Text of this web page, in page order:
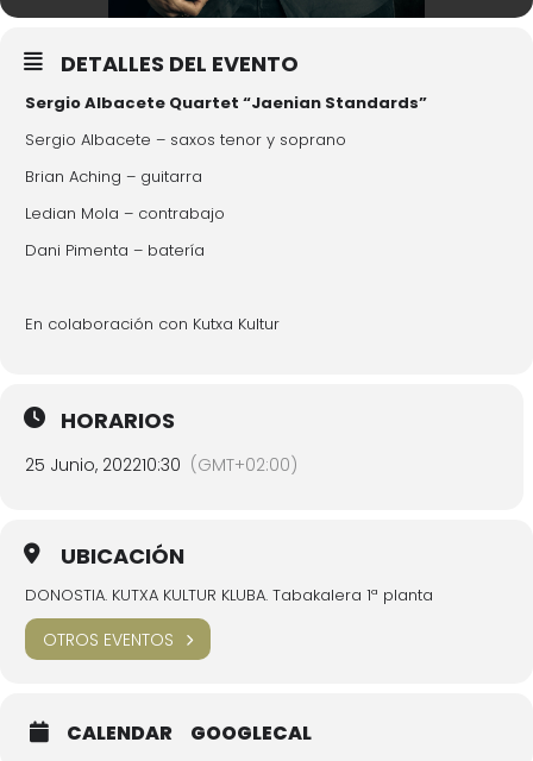
DETALLES DEL EVENTO
Sergio Albacete Quartet “Jaenian Standards”
Sergio Albacete – saxos tenor y soprano
Brian Aching – guitarra
Ledian Mola – contrabajo
Dani Pimenta – batería
En colaboración con Kutxa Kultur
HORARIOS
25 Junio, 202210:30 (GMT+02:00)
UBICACIÓN
DONOSTIA. KUTXA KULTUR KLUBA. Tabakalera 1ª planta
OTROS EVENTOS
CALENDAR GOOGLECAL